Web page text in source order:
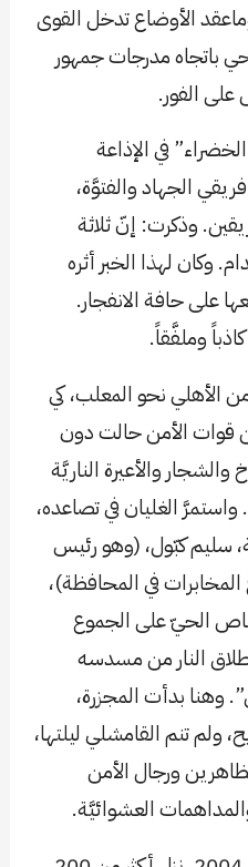
الأوضاع تدخل القوى
باتجاه مدرجات جمهور
في الإذاعة
الجهاد والفتوَّة،
وذكرت: إنّ ثلاثة
وكان لهذا الخبر أثره
على حافة الانفجار.
وملفَّقاً.
الأهلي نحو المعلب، كي
قوات الأمن حالت دون
والأعيرة الناريَّة
الغليان في تصاعده،
سليم كبّول، (وهو رئيس
المخابرات في المحافظة)،
الحيّ على الجموع
النار من مسدسه
وهنا بدأت المجزرة،
ولم تنم القامشلي ليلتها،
ورجال الأمن
العشوائيَّة.